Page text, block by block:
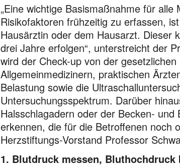
„Eine wichtige Basismaßnahme für
Risikofaktoren frühzeitig zu erfassen,
Hausärztin oder dem Hausarzt. Dieser
drei Jahre erfolgen“, unterstreicht der
wird der Check-up von der
Allgemeinmedizinern, praktischen
Belastung sowie die
Untersuchungsspektrum. Darüber
Halsschlagadern oder der Becken-
erkennen, die für die Betroffenen noch
Herzstiftungs-Vorstand Professor
1. Blutdruck messen, Bluthochdruck